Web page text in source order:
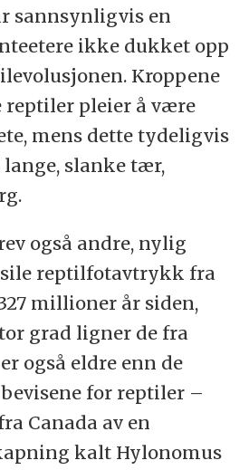
sannsynligvis en
ikke dukket opp
Kroppene
reptiler pleier å være
mens dette tydeligvis
slanke tær,
også andre, nylig
reptilfotavtrykk fra
millioner år siden,
grad ligner de fra
også eldre enn de
for reptiler –
Canada av en
kalt Hylonomus